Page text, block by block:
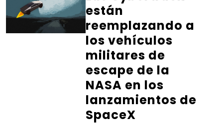
están
reemplazando a
los vehículos
militares de
escape de la
NASA en los
lanzamientos de
SpaceX